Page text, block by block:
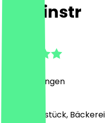
Alboinstr
Bewertungen
Café, Frühstück, Bäckerei